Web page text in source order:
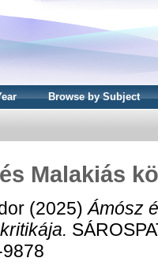
Browse by Subject
Malakiás
(2025)Ámósz